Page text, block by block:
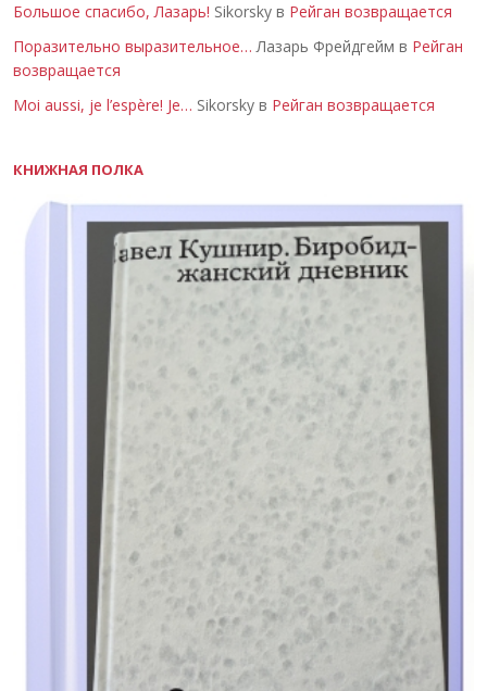
Большое спасибо, Лазарь! Sikorsky в Рейган возвращается
Поразительно выразительное… Лазарь Фрейдгейм в Рейган
возвращается
Moi aussi, je l’espère! Je… Sikorsky в Рейган возвращается
КНИЖНАЯ ПОЛКА